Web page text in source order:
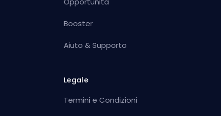
Booster
Aiuto & Supporto
Legale
Termini e Condizioni